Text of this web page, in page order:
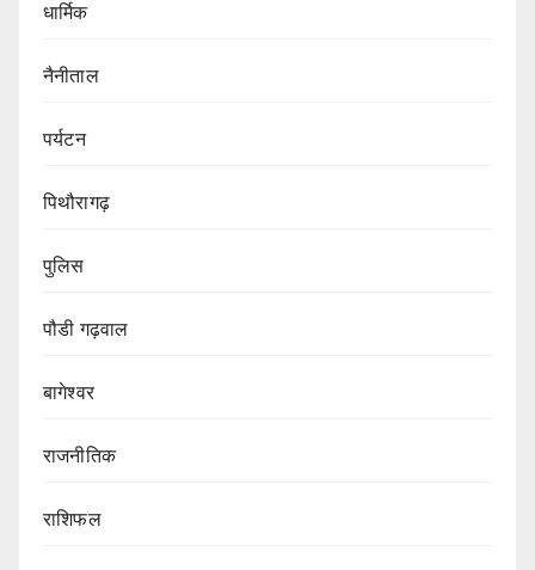
धार्मिक
नैनीताल
पर्यटन
पिथौरागढ़
पुलिस
पौडी गढ़वाल
बागेश्वर
राजनीतिक
राशिफल